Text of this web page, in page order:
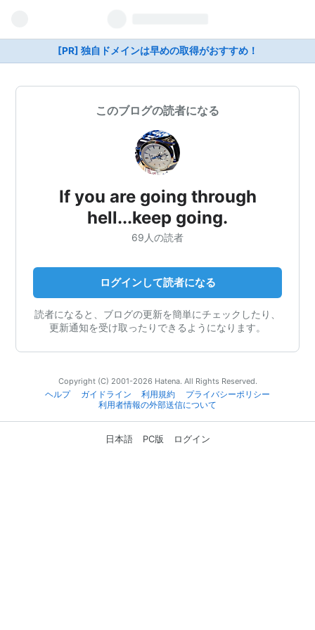
[PR] 独自ドメインは早めの取得がおすすめ！
このブログの読者になる
If you are going through
hell...keep going.
69人の読者
ログインして読者になる
読者になると、ブログの更新を簡単にチェックしたり、
更新通知を受け取ったりできるようになります。
Copyright (C) 2001-2026 Hatena. All Rights Reserved.
ヘルプ
ガイドライン 利用規約
プライバシーポリシー
利用者情報の外部送信について
日本語 PC版 ログイン